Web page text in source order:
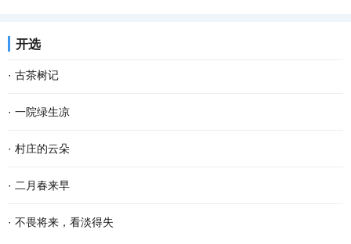
开选
· 古茶树记
南方有嘉木，东门出古茶。 横亘南疆的十万大山状如巨螯，分成南北
两岭，螯尖直指西南。南岭为十万大山主脉。北岭略小，方志谓之余
脉。顶峰名雷浦茶。我以为地名有误，为何不是...
· 一院绿生凉
又到一年植树节，想起老家屋前屋后的树木来。 老家三间瓦房，隔着
花墙，在黑漆大门旁斜伸着一株樱桃树。那株樱桃，不知是何时栽
的，倚着水沟，长得歪歪扭扭，却极力把身子倚向...
· 村庄的云朵
在村庄里，更多的时候，人们看到的都是一朵云起，却没有时间一直
看到一朵云飘向何方。人们总是忙着低头劳作或是赶路，没有时间跟
· 二月春来早
二月的大地，已过立春节气，这就是春天了。 只是春风料峭，倒春寒
· 不畏将来，看淡得失